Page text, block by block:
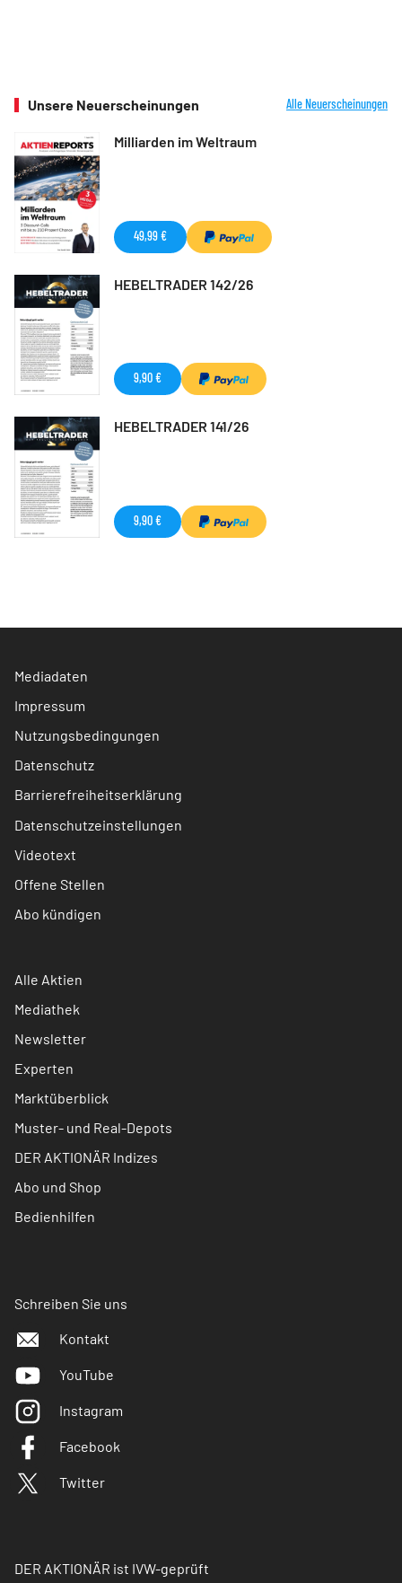
Unsere Neuerscheinungen Alle Neuerscheinungen
Milliarden im Weltraum
49,99 €
HEBELTRADER 142/26
9,90 €
HEBELTRADER 141/26
9,90 €
Mediadaten
Impressum
Nutzungsbedingungen
Datenschutz
Barrierefreiheitserklärung
Datenschutzeinstellungen
Videotext
Offene Stellen
Abo kündigen
Alle Aktien
Mediathek
Newsletter
Experten
Marktüberblick
Muster- und Real-Depots
DER AKTIONÄR Indizes
Abo und Shop
Bedienhilfen
Schreiben Sie uns
Kontakt
YouTube
Instagram
Facebook
Twitter
DER AKTIONÄR ist IVW-geprüft